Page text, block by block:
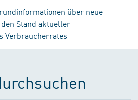
über neue
Stand aktueller
Verbraucherrates